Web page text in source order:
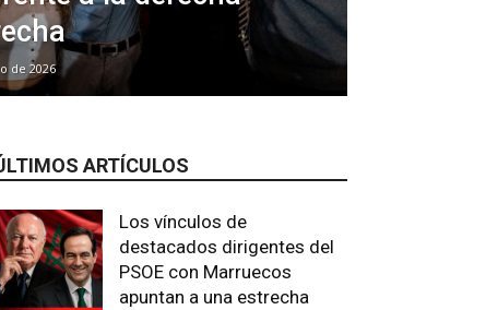
de 2026
ARTÍCULOS
Los vínculos de
destacados dirigentes del
PSOE con Marruecos
apuntan a una estrecha